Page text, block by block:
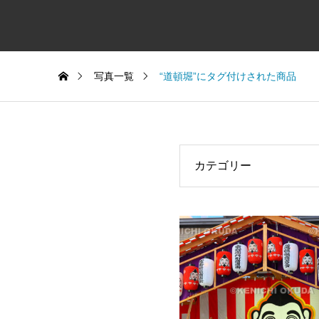
写真一覧 “道頓堀”にタグ付けされた商品
カテゴリー